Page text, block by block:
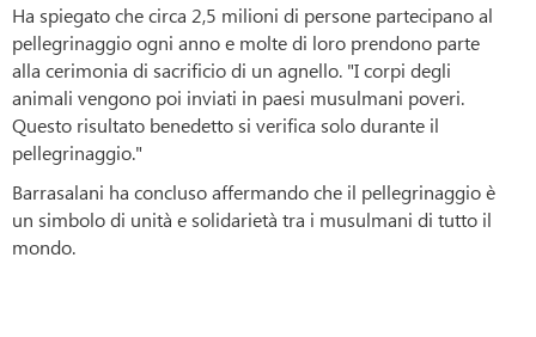
Ha spiegato che circa 2,5 milioni di persone partecipano al
pellegrinaggio ogni anno e molte di loro prendono parte
alla cerimonia di sacrificio di un agnello. "I corpi degli
animali vengono poi inviati in paesi musulmani poveri.
Questo risultato benedetto si verifica solo durante il
pellegrinaggio."
Barrasalani ha concluso affermando che il pellegrinaggio è
un simbolo di unità e solidarietà tra i musulmani di tutto il
mondo.